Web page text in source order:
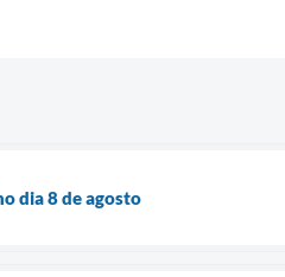
dia 8 de agosto